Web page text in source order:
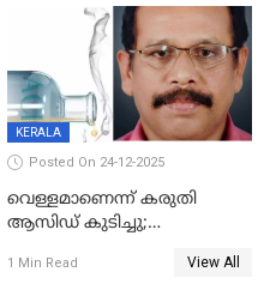
KERALA
Posted On 24-12-2025
വെള്ളമാണെന്ന് കരുതി
ആസിഡ് കുടിച്ചു;
മരിച്ചു
1 Min Read View All